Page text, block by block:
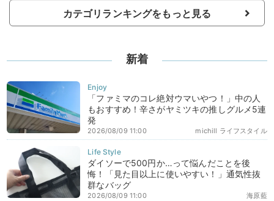
カテゴリランキングをもっと見る
新着
「ファミマのコレ絶対ウマいやつ！」中の人
もおすすめ！辛さがヤミツキの推しグルメ5連
発
michill ライフスタイル
2026/08/09 11:00
ダイソーで500円か…って悩んだことを後
悔！「見た目以上に使いやすい！」通気性抜
群なバッグ
海原藍
2026/08/09 11:00